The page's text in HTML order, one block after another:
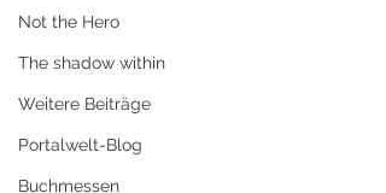
Not the Hero
The shadow within
Weitere Beiträge
Portalwelt-Blog
Buchmessen